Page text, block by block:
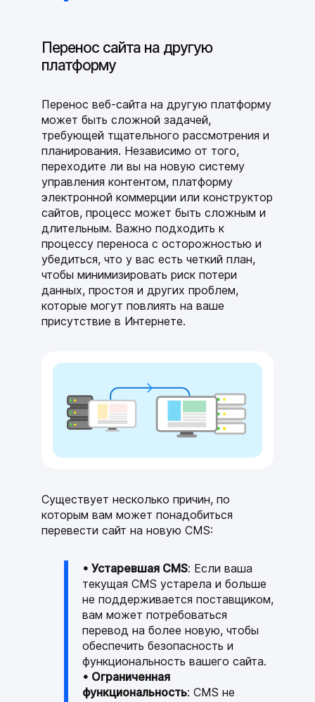
+12.000₽
и мобильных приложений
+3
Бесплатный домен
в зоне .ru/.рф
0₽
Бесплатный шаблон сайта
под вашу сферу бизнеса
0₽
месяца
/год
Получите подарки
от mottor при
подключении
тарифа
Перенос сайта на другую
платформу
Перенос веб-сайта на другую платформу
может быть сложной задачей,
требующей тщательного рассмотрения и
планирования. Независимо от того,
переходите ли вы на новую систему
управления контентом, платформу
электронной коммерции или конструктор
сайтов, процесс может быть сложным и
длительным. Важно подходить к
процессу переноса с осторожностью и
убедиться, что у вас есть четкий план,
чтобы минимизировать риск потери
данных, простоя и других проблем,
которые могут повлиять на ваше
присутствие в Интернете.
Существует несколько причин, по
которым вам может понадобиться
перевести сайт на новую CMS:
• Устаревшая CMS: Если ваша
текущая CMS устарела и больше
не поддерживается поставщиком,
вам может потребоваться
перевод на более новую, чтобы
обеспечить безопасность и
функциональность вашего сайта.
• Ограниченная
функциональность: CMS не